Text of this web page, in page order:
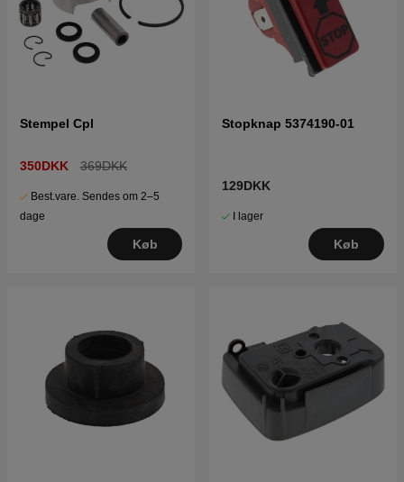
Stempel Cpl
350DKK 369DKK
Best.vare. Sendes om 2–5
dage
Køb
Stopknap 5374190-01
129DKK
I lager
Køb